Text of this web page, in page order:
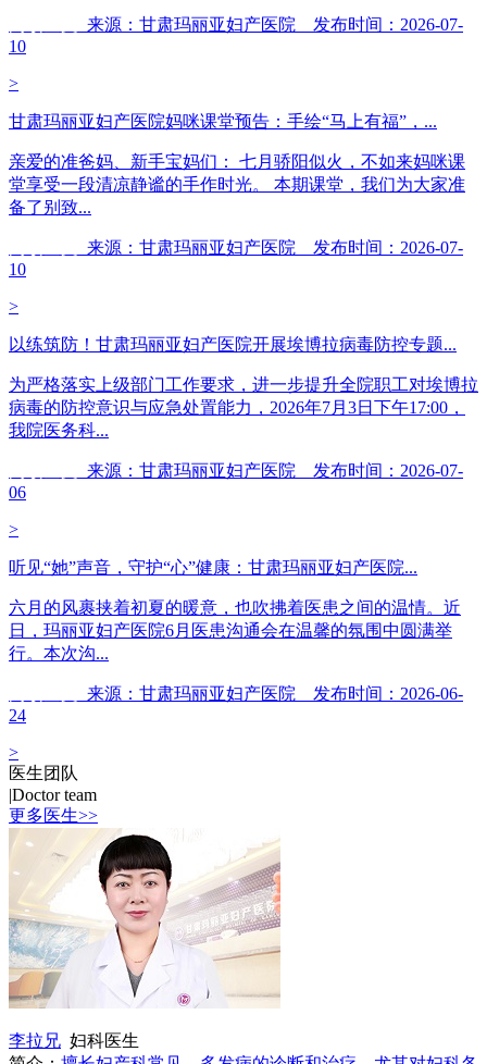
来源：甘肃玛丽亚妇产医院 发布时间：2026-07-
10
>
甘肃玛丽亚妇产医院妈咪课堂预告：手绘“马上有福”，...
亲爱的准爸妈、新手宝妈们： 七月骄阳似火，不如来妈咪课
堂享受一段清凉静谧的手作时光。 本期课堂，我们为大家准
备了别致...
来源：甘肃玛丽亚妇产医院 发布时间：2026-07-
10
>
以练筑防！甘肃玛丽亚妇产医院开展埃博拉病毒防控专题...
为严格落实上级部门工作要求，进一步提升全院职工对埃博拉
病毒的防控意识与应急处置能力，2026年7月3日下午17:00，
我院医务科...
来源：甘肃玛丽亚妇产医院 发布时间：2026-07-
06
>
听见“她”声音，守护“心”健康：甘肃玛丽亚妇产医院...
六月的风裹挟着初夏的暖意，也吹拂着医患之间的温情。近
日，玛丽亚妇产医院6月医患沟通会在温馨的氛围中圆满举
行。本次沟...
来源：甘肃玛丽亚妇产医院 发布时间：2026-06-
24
>
医生团队
|Doctor team
更多医生>>
李拉兄 妇科医生